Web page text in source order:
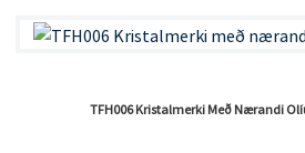
TFH006 Kristalmerki Með Nærandi